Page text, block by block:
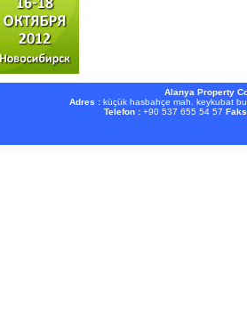
Alanya Property
Adres : küçük hasbahçe mah. keykubat
Telefon :+90 537 655 54 57